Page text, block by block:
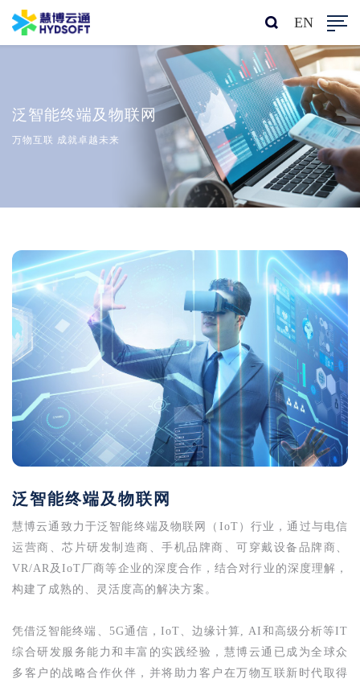
EN
泛智能终端及物联网
万物互联 成就卓越未来
泛智能终端及物联网
慧博云通致力于泛智能终端及物联网（IoT）行业，通过与电信
运营商、芯片研发制造商、手机品牌商、可穿戴设备品牌商、
VR/AR及IoT厂商等企业的深度合作，结合对行业的深度理解，
构建了成熟的、灵活度高的解决方案。
凭借泛智能终端、5G通信，IoT、边缘计算, AI和高级分析等IT
综合研发服务能力和丰富的实践经验，慧博云通已成为全球众
多客户的战略合作伙伴，并将助力客户在万物互联新时代取得